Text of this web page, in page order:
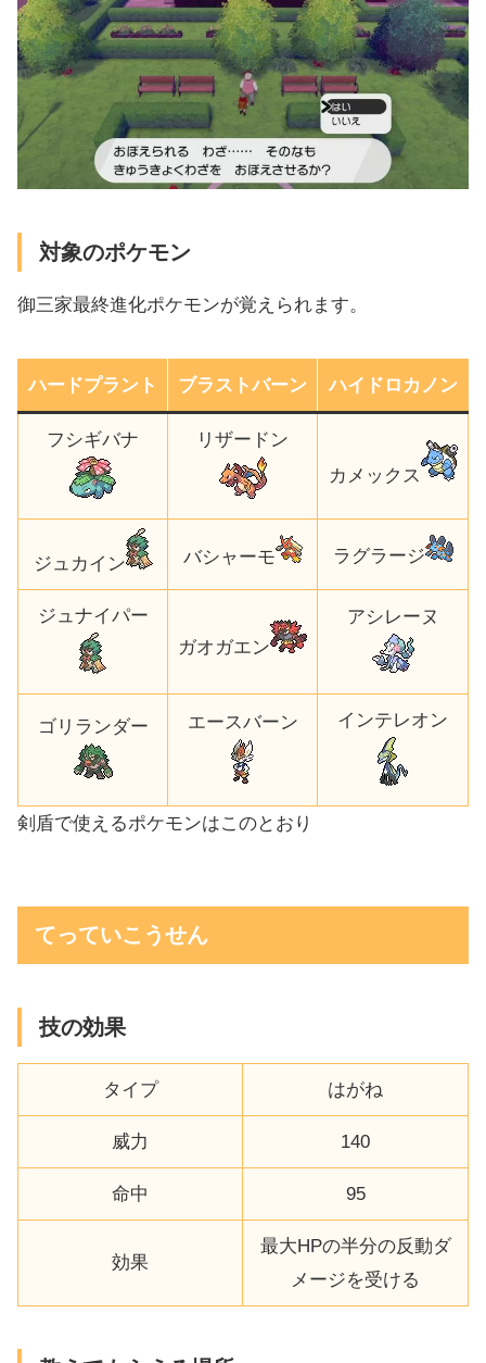
対象のポケモン
御三家最終進化ポケモンが覚えられます。
ハードプラント ブラストバーン ハイドロカノン
フシギバナ
リザードン
カメックス
ジュカイン バシャーモ ラグラージ
ジュナイパー
ガオガエン
アシレーヌ
ゴリランダー エースバーン インテレオン
剣盾で使えるポケモンはこのとおり
てっていこうせん
技の効果
タイプ はがね
威力 140
命中 95
効果
最大HPの半分の反動ダ
メージを受ける